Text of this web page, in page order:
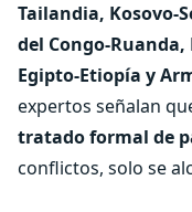
Tailandia, Kosovo-
del Congo-
Egipto-Etiopía y
expertos señalan
tratado formal de
conflictos, solo se